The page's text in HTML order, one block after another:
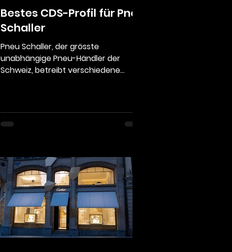
Bestes CDS-Profil für Pneu
Schaller
Pneu Schaller, der grösste
unabhängige Pneu-Händler der
Schweiz, betreibt verschiedene